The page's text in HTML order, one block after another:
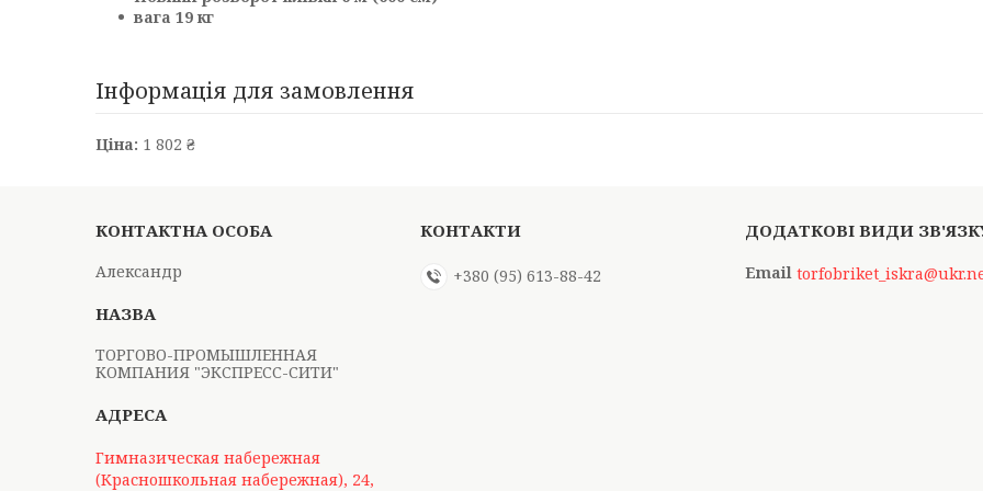
вага 19 кг
Інформація для замовлення
Ціна: 1 802 ₴
Александр
ТОРГОВО-ПРОМЫШЛЕННАЯ
КОМПАНИЯ "ЭКСПРЕСС-СИТИ"
Гимназическая набережная
(Красношкольная набережная), 24,
+380 (95) 613-88-42